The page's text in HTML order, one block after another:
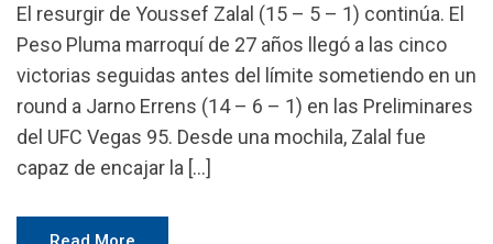
El resurgir de Youssef Zalal (15 – 5 – 1) continúa. El
Peso Pluma marroquí de 27 años llegó a las cinco
victorias seguidas antes del límite sometiendo en un
round a Jarno Errens (14 – 6 – 1) en las Preliminares
del UFC Vegas 95. Desde una mochila, Zalal fue
capaz de encajar la […]